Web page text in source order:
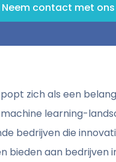
Neem contact met
zich als een
learning-
bedrijven die
bieden aan bedrijven